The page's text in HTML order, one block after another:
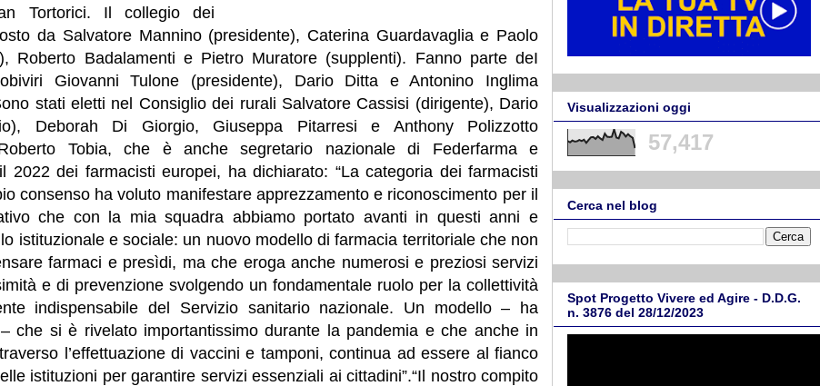
Tortorici. Il collegio dei
da Salvatore Mannino (presidente), Caterina Guardavaglia e Paolo
Roberto Badalamenti e Pietro Muratore (supplenti). Fanno parte deI
Giovanni Tulone (presidente), Dario Ditta e Antonino Inglima
stati eletti nel Consiglio dei rurali Salvatore Cassisi (dirigente), Dario
Deborah Di Giorgio, Giuseppa Pitarresi e Anthony Polizzotto
Tobia, che è anche segretario nazionale di Federfarma e
2022 dei farmacisti europei, ha dichiarato: “La categoria dei farmacisti
consenso ha voluto manifestare apprezzamento e riconoscimento per il
che con la mia squadra abbiamo portato avanti in questi anni e
istituzionale e sociale: un nuovo modello di farmacia territoriale che non
farmaci e presìdi, ma che eroga anche numerosi e preziosi servizi
e di prevenzione svolgendo un fondamentale ruolo per la collettività
indispensabile del Servizio sanitario nazionale. Un modello – ha
che si è rivelato importantissimo durante la pandemia e che anche in
l’effettuazione di vaccini e tamponi, continua ad essere al fianco
istituzioni per garantire servizi essenziali ai cittadini”.“Il nostro compito
Visualizzazioni oggi
57,417
Cerca nel blog
Spot Progetto Vivere ed Agire - D.D.G.
n. 3876 del 28/12/2023